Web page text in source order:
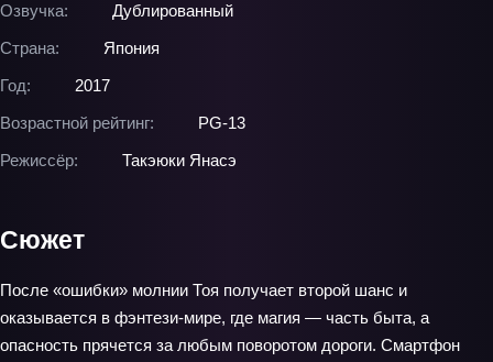
Озвучка:
Дублированный
Страна:
Япония
Год:
2017
Возрастной рейтинг:
PG-13
Режиссёр:
Такэюки Янасэ
Сюжет
После «ошибки» молнии Тоя получает второй шанс и
оказывается в фэнтези‑мире, где магия — часть быта, а
опасность прячется за любым поворотом дороги. Смартфон